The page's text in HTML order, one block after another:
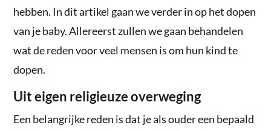
hebben. In dit artikel gaan we verder in op het dopen
van je baby. Allereerst zullen we gaan behandelen
wat de reden voor veel mensen is om hun kind te
dopen.
Uit eigen religieuze overweging
Een belangrijke reden is dat je als ouder een bepaald